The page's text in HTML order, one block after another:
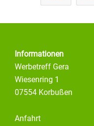
Informationen
Werbetreff Gera
Wiesenring 1
07554 Korbußen
Anfahrt